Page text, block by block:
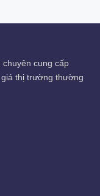
chuyên cung cấp
thị trường thường